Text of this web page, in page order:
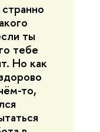
ты
тебе
Но как
то,